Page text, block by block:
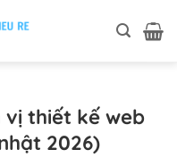
vị thiết kế web
2026)